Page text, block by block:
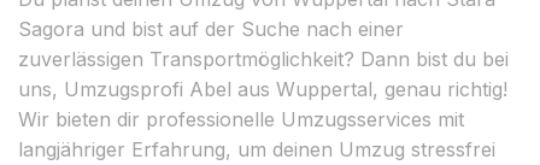
Sagora und bist auf der Suche nach einer
zuverlässigen Transportmöglichkeit? Dann bist du bei
uns, Umzugsprofi Abel aus Wuppertal, genau richtig!
Wir bieten dir professionelle Umzugsservices mit
langjähriger Erfahrung, um deinen Umzug stressfrei